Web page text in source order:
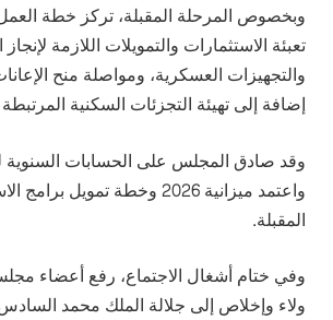
تعبئة الاستثمارات والتمويلات اللازمة
والتجهيزات العسكرية، ومواصلة منح
إضافة إلى تهيئة التجزئات السكنية
واعتمد ميزانية 2026 وخطة تمويل
المقبلة.
وفي ختام أشغال الاجتماع، رفع أعضاء
ولاء وإخلاص إلى جلالة الملك محمد